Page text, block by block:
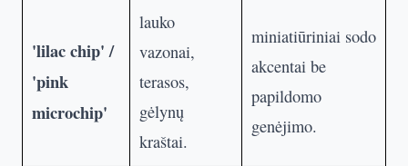
'lilac chip' /
'pink
microchip'
lauko
vazonai,
terasos,
gėlynų
kraštai.
miniatiūriniai sodo
akcentai be
papildomo
genėjimo.